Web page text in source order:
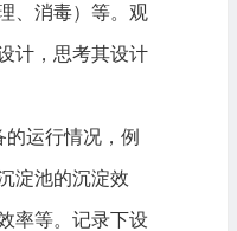
、消毒）等。观
计，思考其设计
运行情况，例
淀池的沉淀效
率等。记录下设